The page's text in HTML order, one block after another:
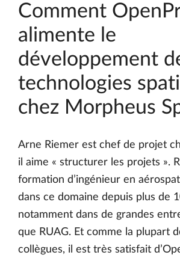
Comment
alimente le
développement
technologies
chez Morpheus
Arne Riemer est chef de projet
il aime « structurer les projets ».
formation d’ingénieur en
dans ce domaine depuis plus de
notamment dans de grandes
que RUAG. Et comme la plupart
collègues, il est très satisfait